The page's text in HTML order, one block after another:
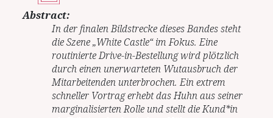
Abstract:
In der finalen Bildstrecke dieses Bandes steht
die Szene „White Castle“ im Fokus. Eine
routinierte Drive-in-Bestellung wird plötzlich
durch einen unerwarteten Wutausbruch der
Mitarbeitenden unterbrochen. Ein extrem
schneller Vortrag erhebt das Huhn aus seiner
marginalisierten Rolle und stellt die Kund*in